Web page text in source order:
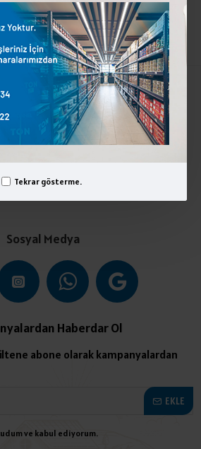
Tekrar gösterme.
Sosyal Medya
Haberdar Ol
abone olarak kampanyalardan
EKLE
ve kabul ediyorum.